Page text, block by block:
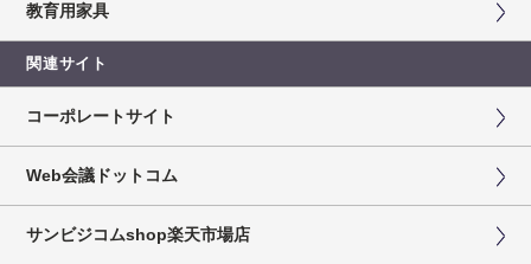
教育用家具
関連サイト
コーポレートサイト
Web会議ドットコム
サンビジコムshop楽天市場店